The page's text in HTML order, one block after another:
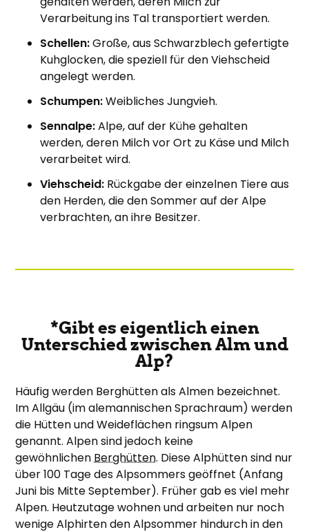
Verarbeitung ins Tal transportiert werden.
Schellen:Große, aus Schwarzblech gefertigte
Kuhglocken, die speziell für den Viehscheid
angelegt werden.
Schumpen:Weibliches Jungvieh.
Sennalpe:Alpe, auf der Kühe gehalten
werden, deren Milch vor Ort zu Käse und Milch
verarbeitet wird.
Viehscheid: Rückgabe der einzelnen Tiere aus
den Herden, die den Sommer auf der Alpe
verbrachten, an ihre Besitzer.
*Gibt es eigentlich einen
Unterschied zwischen Alm und
Alp?
Häufig werden Berghütten als Almen bezeichnet.
Im Allgäu (im alemannischen Sprachraum) werden
die Hütten und Weideflächen ringsum Alpen
genannt. Alpen sind jedoch keine
gewöhnlichenBerghütten. Diese Alphütten sind nur
über 100 Tage des Alpsommers geöffnet (Anfang
Juni bis Mitte September). Früher gab es viel mehr
Alpen. Heutzutage wohnen und arbeiten nur noch
wenige Alphirten den Alpsommer hindurch in den